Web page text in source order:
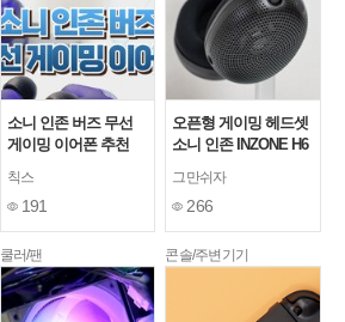
소니 인존 버즈 무선
게이밍 이어폰 추천
칙스
191
오픈형 게이밍 헤드셋
소니 인존 INZONE H6
그만쉬자
266
쿨러/팬 콘솔/주변기기